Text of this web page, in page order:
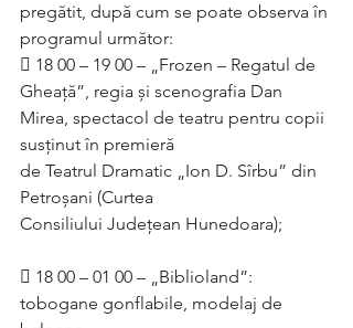
pregătit, după cum se poate observa în
programul următor:
 18 00 – 19 00 – „Frozen – Regatul de
Gheață”, regia și scenografia Dan
Mirea, spectacol de teatru pentru copii
susținut în premieră
de Teatrul Dramatic „Ion D. Sîrbu” din
Petroșani (Curtea
Consiliului Județean Hunedoara);
 18 00 – 01 00 – „Biblioland”:
tobogane gonflabile, modelaj de